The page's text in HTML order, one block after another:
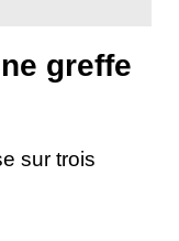
greffe
sur trois